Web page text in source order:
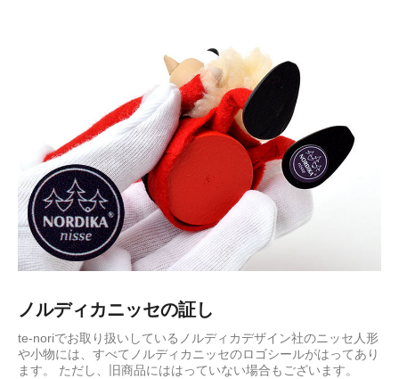
ノルディカニッセの証し
te-noriでお取り扱いしているノルディカデザイン社のニッセ人形
や小物には、すべてノルディカニッセのロゴシールがはってあり
ます。 ただし、旧商品にははっていない場合もございます。